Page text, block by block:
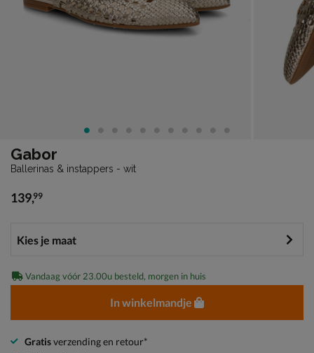
Gabor
Ballerinas & instappers - wit
€ 139,99
139,99
Vandaag vóór 23.00u besteld, morgen in huis
In winkelmandje
Gratisverzending en retour*